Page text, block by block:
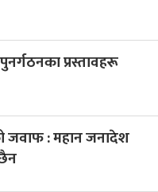
प्रस्तावहरू
जवाफ : महान जनादेश